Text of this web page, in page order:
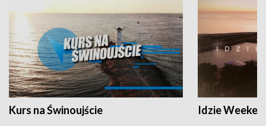
Kurs na Świnoujście Idzie